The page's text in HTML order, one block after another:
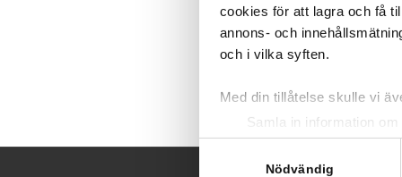
cookies för att lagra och få
annons- och
och i vilka syften.
Med din tillåtelse skulle vi
Samla in information
Identifiera din enhet
Ta reda på mer om hur
Samtyckesval
Nödvändig